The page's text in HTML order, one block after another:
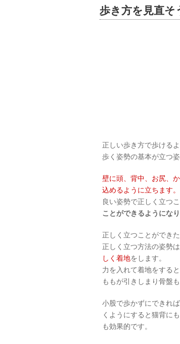
歩き方を見直そ
正しい歩き方で歩ける
歩く姿勢の基本が立つ
壁に頭、背中、お尻、
込めるように立ちます。
良い姿勢で正しく立つ
ことができるようにな
正しく立つことができ
正しく立つ方法の姿勢
しく着地をします。
力を入れて着地をする
ももが引きしまり骨盤
小股で歩かずにできれば
くようにすると猫背に
も効果的です。